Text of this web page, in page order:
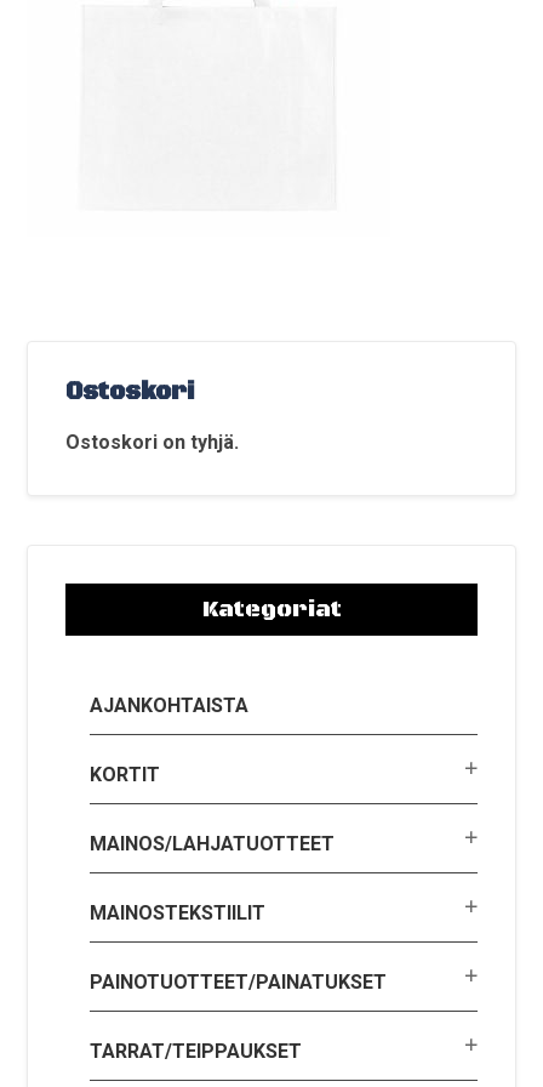
Ostoskori
Ostoskori on tyhjä.
Kategoriat
AJANKOHTAISTA
KORTIT
MAINOS/LAHJATUOTTEET
MAINOSTEKSTIILIT
PAINOTUOTTEET/PAINATUKSET
TARRAT/TEIPPAUKSET